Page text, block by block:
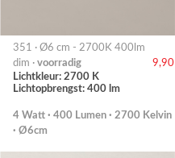
351 · Ø6 cm - 2700K 400lm
dim · voorradig
9,90
Lichtkleur: 2700 K
Lichtopbrengst: 400 lm
4 Watt · 400 Lumen · 2700 Kelvin
· Ø6cm